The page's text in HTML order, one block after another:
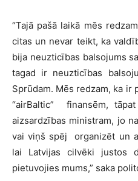
“Tajā pašā laikā mēs
citas un nevar teikt, ka
bija neuzticības balsojums
tagad ir neuzticības
Sprūdam. Mēs redzam, ka ir
“airBaltic” finansēm,
aizsardzības ministram, jo
vai viņš spēj organizēt un
lai Latvijas cilvēki justos
pietuvojies mums,” saka